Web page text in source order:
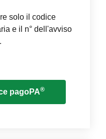
solo il codice
e il n° dell'avviso
pagoPA®